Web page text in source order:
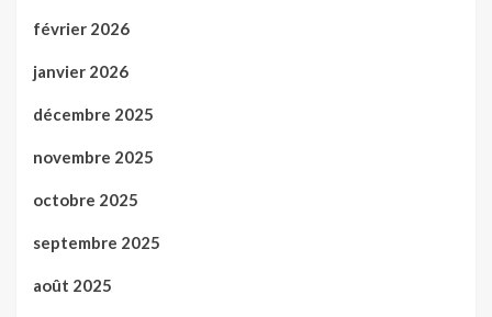
février 2026
janvier 2026
décembre 2025
novembre 2025
octobre 2025
septembre 2025
août 2025